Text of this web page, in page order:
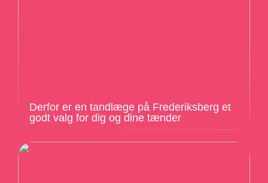
Derfor er en tandlæge på Frederiksberg et
godt valg for dig og dine tænder